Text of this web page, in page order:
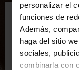
personalizar el
funciones de
Además,
haga del sitio
sociales,
combinarla con
hola
Estás
la web de